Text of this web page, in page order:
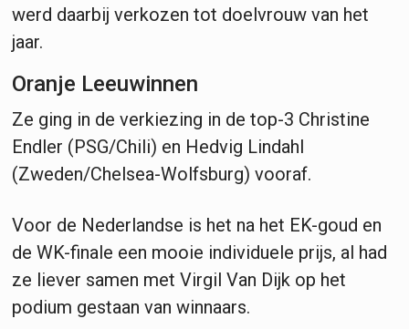
werd daarbij verkozen tot doelvrouw van het
jaar.
Oranje Leeuwinnen
Ze ging in de verkiezing in de top-3 Christine
Endler (PSG/Chili) en Hedvig Lindahl
(Zweden/Chelsea-Wolfsburg) vooraf.
Voor de Nederlandse is het na het EK-goud en
de WK-finale een mooie individuele prijs, al had
ze liever samen met Virgil Van Dijk op het
podium gestaan van winnaars.